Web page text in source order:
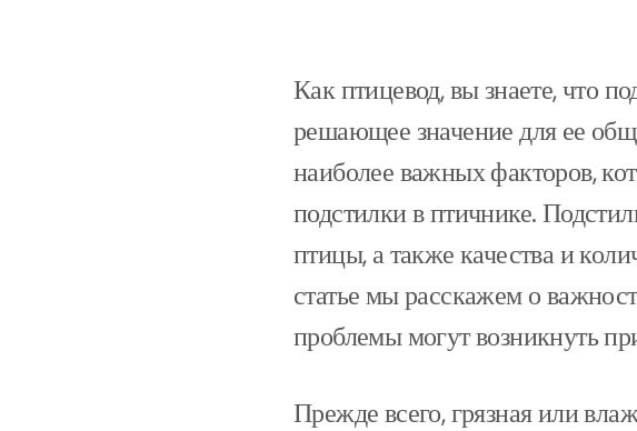
Как птицевод, вы знаете, что
решающее значение для ее
наиболее важных факторов,
подстилки в птичнике.
птицы, а также качества и
статье мы расскажем о
проблемы могут возникнуть
Прежде всего, грязная или